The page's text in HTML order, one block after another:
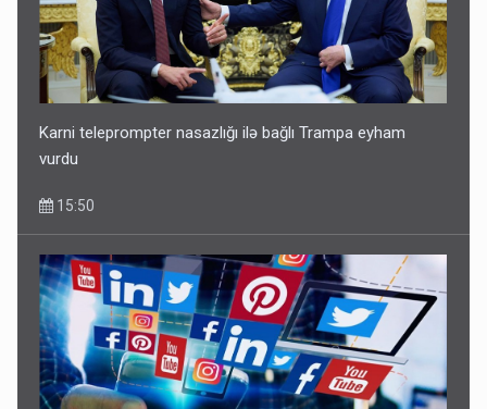
Karni teleprompter nasazlığı ilə bağlı Trampa eyham
vurdu
15:50